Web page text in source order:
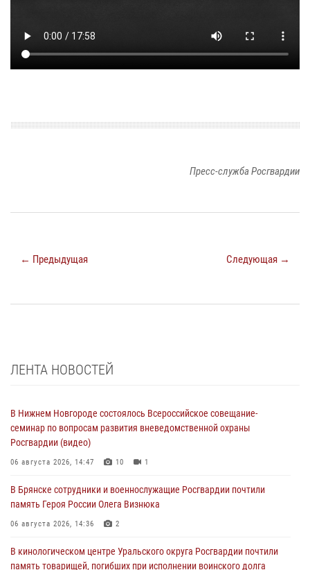
Пресс-служба Росгвардии
← Предыдущая Следующая →
ЛЕНТА НОВОСТЕЙ
В Нижнем Новгороде состоялось Всероссийское совещание-
семинар по вопросам развития вневедомственной охраны
Росгвардии (видео)
06 августа 2026, 14:47 10 1
В Брянске сотрудники и военнослужащие Росгвардии почтили
память Героя России Олега Визнюка
06 августа 2026, 14:36 2
В кинологическом центре Уральского округа Росгвардии почтили
память товарищей, погибших при исполнении воинского долга